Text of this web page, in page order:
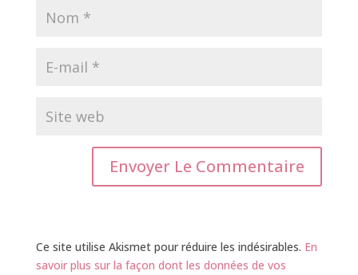
Ce site utilise Akismet pour réduire les indésirables. En
savoir plus sur la façon dont les données de vos